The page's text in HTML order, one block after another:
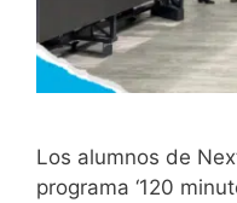
Los alumnos de
programa ‘120